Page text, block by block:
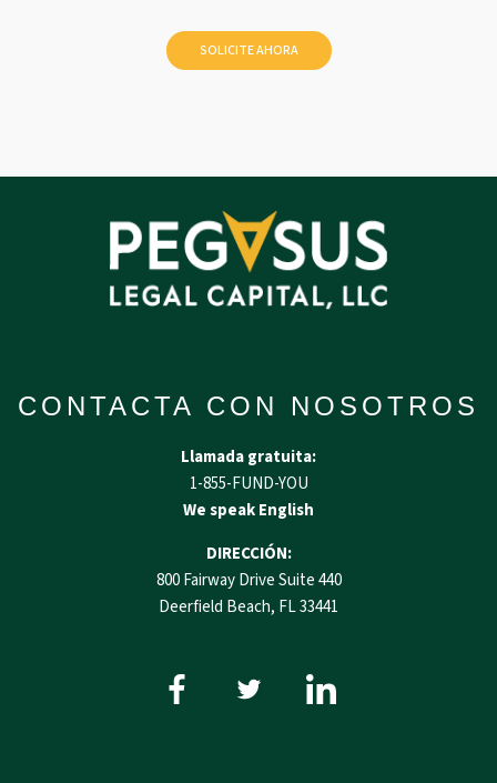
CONTACTA CON NOSOTROS
Llamada gratuita:
1-855-FUND-YOU
We speak English
DIRECCIÓN:
800 Fairway Drive Suite 440
Deerfield Beach, FL 33441